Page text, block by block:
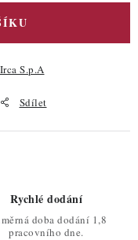
Irca S.p.A
Sdílet
Rychlé dodání
doba dodání 1,8
pracovního dne.